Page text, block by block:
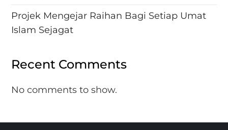
Projek Mengejar Raihan Bagi Setiap Umat
Islam Sejagat
Recent Comments
No comments to show.